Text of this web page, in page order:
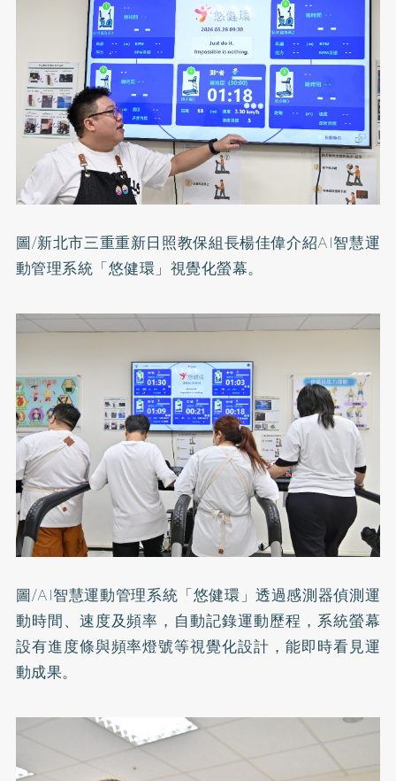
圖/新北市三重重新日照教保組長楊佳偉介紹AI智慧運
動管理系統「悠健環」視覺化螢幕。
圖/AI智慧運動管理系統「悠健環」透過感測器偵測運
動時間、速度及頻率，自動記錄運動歷程，系統螢幕
設有進度條與頻率燈號等視覺化設計，能即時看見運
動成果。